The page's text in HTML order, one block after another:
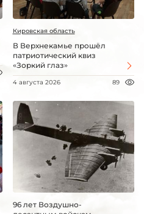
Кировская область
В Верхнекамье прошёл
патриотический квиз
«Зоркий глаз»
4 августа 2026 89
96 лет Воздушно-